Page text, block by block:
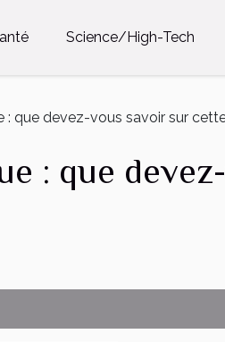
Science/High-Tech
: que devez-vous savoir sur
: que